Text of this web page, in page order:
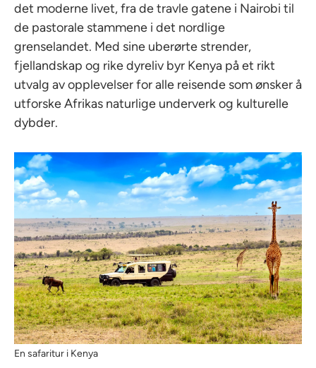
det moderne livet, fra de travle gatene i Nairobi til
de pastorale stammene i det nordlige
grenselandet. Med sine uberørte strender,
fjellandskap og rike dyreliv byr Kenya på et rikt
utvalg av opplevelser for alle reisende som ønsker å
utforske Afrikas naturlige underverk og kulturelle
dybder.
En safaritur i Kenya